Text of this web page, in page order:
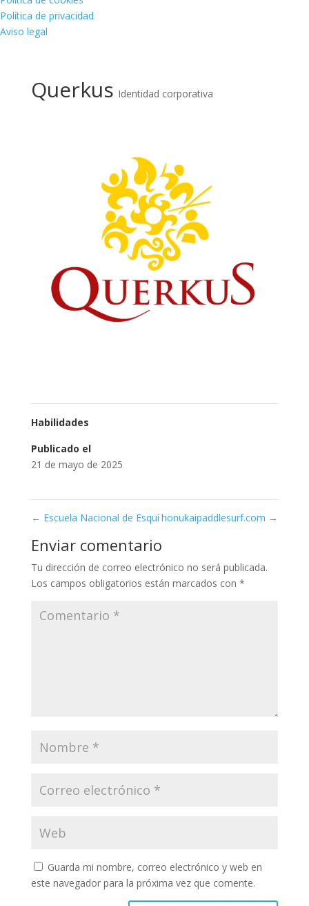
Política de privacidad
Aviso legal
Querkus Identidad corporativa
Habilidades
Publicado el
21 de mayo de 2025
← Escuela Nacional de Esquíhonukaipaddlesurf.com →
Enviar comentario
Tu dirección de correo electrónico no será publicada.
Los campos obligatorios están marcados con *
Guarda mi nombre, correo electrónico y web en
este navegador para la próxima vez que comente.